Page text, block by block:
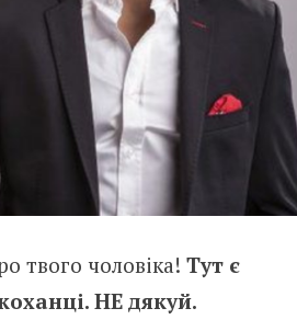
твого чоловіка! Тут є
НЕ дякуй.